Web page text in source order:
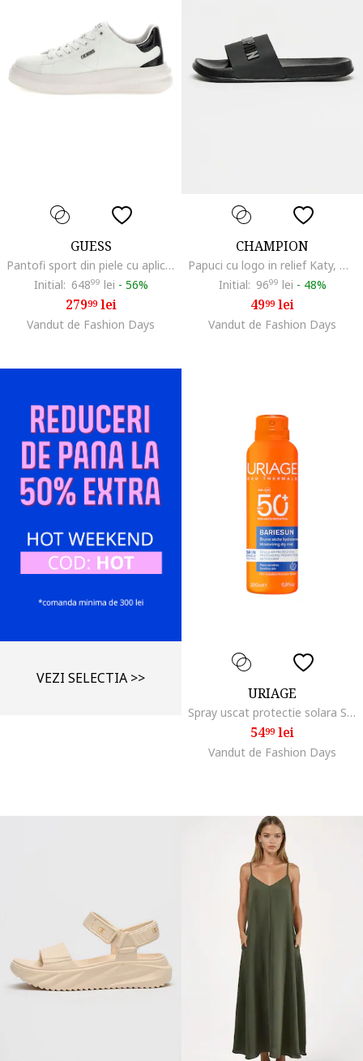
GUESS
Pantofi sport din piele cu aplicatie logo, Alb/Negru
Initial: 64899 lei - 56%
27999lei
Vandut de Fashion Days
CHAMPION
Papuci cu logo in relief Katy, Negru antracit
Initial: 9699 lei - 48%
4999lei
Vandut de Fashion Days
VEZI SELECTIA >>
URIAGE
Spray uscat protectie solara SPF50+ Bariesun, 200 ml
5499lei
Vandut de Fashion Days